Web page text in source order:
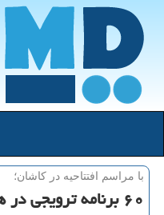
با مراسم افتتاحیه در كاشان؛
۶۰ برنامه ترویجی در هفته جهانی فضا برگزار می گردد